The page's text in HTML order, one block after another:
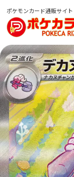
ポケモンカード通販サイト